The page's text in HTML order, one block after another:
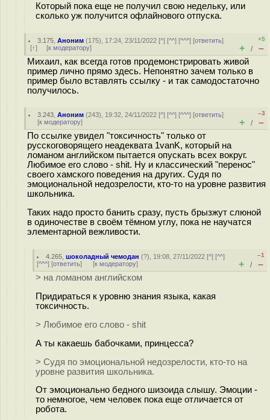
Который пока еще не получил свою недельку, или
сколько уж получится офлайнового отпуска.
3.175 ,Аноним (175), 17:24, 23/11/2022 [^] [^^] [^^^] [ответить]
[↑] [к модератору]
+5
+ / –
Михаил, как всегда готов продемонстрировать живой
пример лично прямо здесь. Непонятно зачем только в
пример было вставлять ссылку - и так самодостаточно
получилось.
3.243 ,Аноним (243), 19:32, 24/11/2022 [^] [^^] [^^^] [ответить]
[к модератору]
–3
+ / –
По ссылке увидел "токсичность" только от
русскоговорящего неадеквата 1vanK, который на
ломаном английском пытается опускать всех вокруг.
Любимое его слово - shit. Ну и классический "перенос"
своего хамского поведения на других. Судя по
эмоциональной недозрелости, кто-то на уровне развития
школьника.
Таких надо просто банить сразу, пусть брызжут слюной
в одиночестве в своём тёмном углу, пока не научатся
элементарной вежливости.
4.265 ,шоколадный чемодан (?), 19:08, 27/11/2022 [^] [^^]
[^^^] [ответить] [к модератору]
–1
+ / –
> на ломаном английском
Придираться к уровню знания языка, какая
токсичность.
> Любимое его слово - shit
А ты какаешь бабочками, принцесса?
> Судя по эмоциональной недозрелости, кто-то на
уровне развития школьника.
От эмоционально бедного шизoида слышу. Эмоции -
то немногое, чем человек пока еще отличается от
робота.